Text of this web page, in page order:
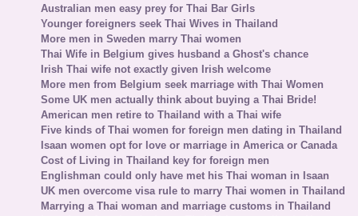
Australian men easy prey for Thai Bar Girls
Younger foreigners seek Thai Wives in Thailand
More men in Sweden marry Thai women
Thai Wife in Belgium gives husband a Ghost's chance
Irish Thai wife not exactly given Irish welcome
More men from Belgium seek marriage with Thai Women
Some UK men actually think about buying a Thai Bride!
American men retire to Thailand with a Thai wife
Five kinds of Thai women for foreign men dating in Thailand
Isaan women opt for love or marriage in America or Canada
Cost of Living in Thailand key for foreign men
Englishman could only have met his Thai woman in Isaan
UK men overcome visa rule to marry Thai women in Thailand
Marrying a Thai woman and marriage customs in Thailand